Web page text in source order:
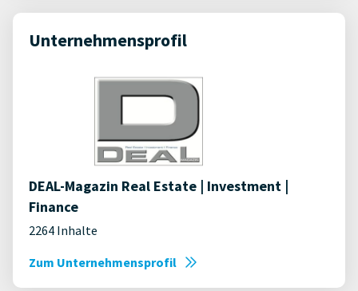
Unternehmensprofil
DEAL-Magazin Real Estate | Investment |
Finance
2264 Inhalte
Zum Unternehmensprofil